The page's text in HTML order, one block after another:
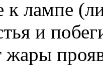
к лампе
и
жары